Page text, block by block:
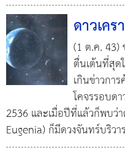
ดาวเค
(1 ต.ค. 43)
ตื่นเต้นที่สุด
เกินข่าวกา
โคจรรอบด
2536 และเมื่อปีที่แล้วก็พบว่
Eugenia) ก็มีดวงจันทร์บริว